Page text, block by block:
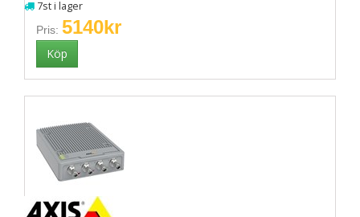
7st i lager
Pris: 5140kr